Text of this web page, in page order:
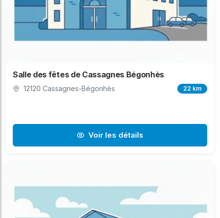
Salle des fêtes de Cassagnes Bégonhès
12120 Cassagnes-Bégonhès 22 km
Voir les détails